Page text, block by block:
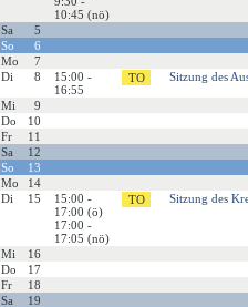
10:45 (nö)
Sa
5
So
6
Mo
7
Di
8
15:00 -
16:55
Sitzung des
Mi
9
Do
10
Fr
11
Sa
12
So
13
Mo
14
Di
15
15:00 -
17:00 (ö)
17:00 -
17:05 (nö)
Sitzung des
Mi
16
Do
17
Fr
18
Sa
19